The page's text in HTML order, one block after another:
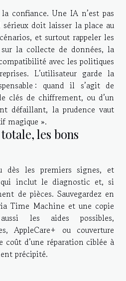
confiance. Une IA n’est pas
doit laisser la place au
et surtout rappeler les
la collecte de données, la
avec les politiques
L’utilisateur garde la
: quand il s’agit de
clés de chiffrement, ou d’un
défaillant, la prudence vaut
magique ».
les bons
dès les premiers signes, et
qui inclut le diagnostic et, si
de pièces. Sauvegardez en
Time Machine et une copie
les aides possibles,
AppleCare+ ou couverture
coût d’une réparation ciblée à
précipité.